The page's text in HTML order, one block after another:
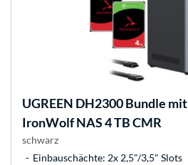
UGREEN DH2300 Bundle
IronWolf NAS 4 TB CMR
schwarz
Einbauschächte: 2x 2,5"/3,5" Slots